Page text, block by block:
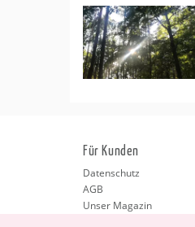
Für Kunden
Datenschutz
AGB
Unser Magazin